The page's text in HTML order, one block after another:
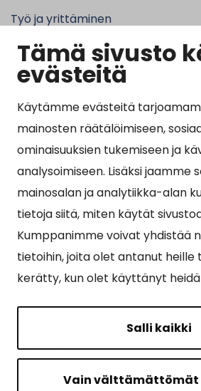
Tämä sivusto
evästeitä
Käytämme evästeitä
mainosten räätälöimiseen,
ominaisuuksien tukemiseen ja
analysoimiseen. Lisäksi jaamme
mainosalan ja analytiikka-alan
tietoja siitä, miten käytät
Kumppanimme voivat yhdistää
tietoihin, joita olet antanut heille
kerätty, kun olet käyttänyt
Salli kaikki
Vain välttämättömät
Työ ja yrittäminen
Kunta ja hallinto
Suosituimmat sivut
Esityslistat, pöytäkirjat,
kuulutukset
Tietoa ja ohjeistusta
Asiointipiste
Sähköinen asiointi
Yhteydenotto
Tilavaraus